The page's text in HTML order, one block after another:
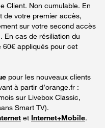
Client. Non cumulable. En
de votre premier accès,
sur votre second accès
En cas de résiliation du
appliqués pour cet
pour les nouveaux clients
à partir d’orange.fr :
sur Livebox Classic,
Smart TV).
et Internet+Mobile.